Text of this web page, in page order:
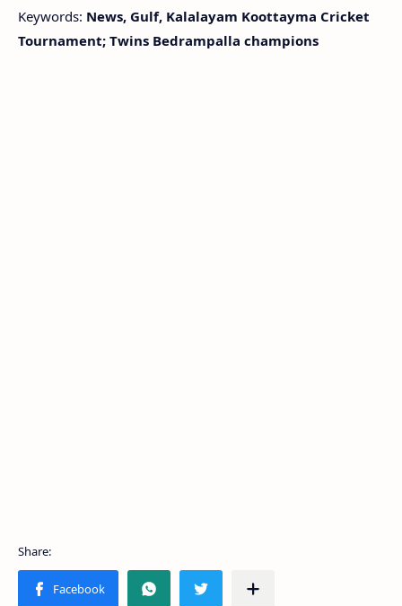
Keywords: News, Gulf, Kalalayam Koottayma Cricket
Tournament; Twins Bedrampalla champions